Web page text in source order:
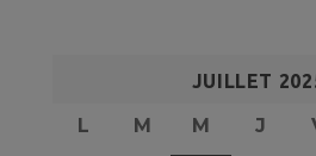
JUILLET
L M M J